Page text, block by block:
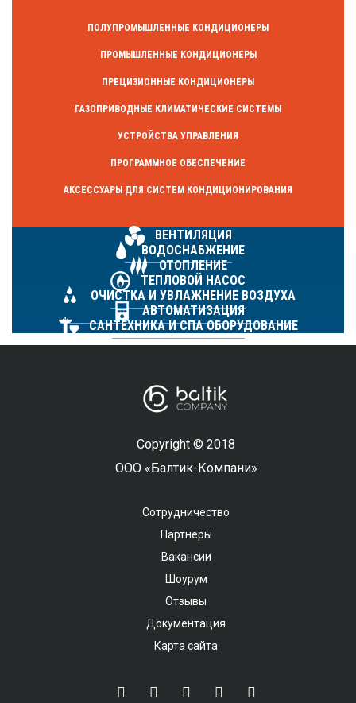
ПОЛУПРОМЫШЛЕННЫЕ КОНДИЦИОНЕРЫ
ПРОМЫШЛЕННЫЕ КОНДИЦИОНЕРЫ
ПРЕЦИЗИОННЫЕ КОНДИЦИОНЕРЫ
ГАЗОПРИВОДНЫЕ КЛИМАТИЧЕСКИЕ СИСТЕМЫ
УСТРОЙСТВА УПРАВЛЕНИЯ
ПРОГРАММНОЕ ОБЕСПЕЧЕНИЕ
АКСЕССУАРЫ ДЛЯ СИСТЕМ КОНДИЦИОНИРОВАНИЯ
ВЕНТИЛЯЦИЯ
ВОДОСНАБЖЕНИЕ
ОТОПЛЕНИЕ
ТЕПЛОВОЙ НАСОС
ОЧИСТКА И УВЛАЖНЕНИЕ ВОЗДУХА
АВТОМАТИЗАЦИЯ
САНТЕХНИКА И СПА ОБОРУДОВАНИЕ
Copyright © 2018
ООО «Балтик-Компани»
Сотрудничество
Партнеры
Вакансии
Шоурум
Отзывы
Документация
Карта сайта